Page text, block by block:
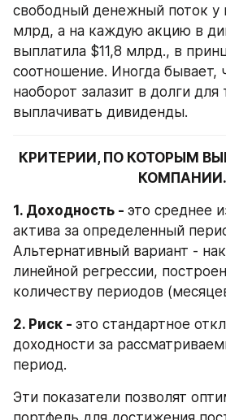
свободный денежный поток у
млрд, а на каждую акцию в
выплатила $11,8 млрд., в
соотношение. Иногда бывает,
наоборот залазит в долги для
выплачивать дивиденды.
КРИТЕРИИ, ПО КОТОРЫМ
КОМПАНИИ.
1. Доходность - это среднее
актива за определенный
Альтернативный вариант -
линейной регрессии,
количеству периодов
2. Риск - это стандартное
доходности за
период.
Эти показатели позволят